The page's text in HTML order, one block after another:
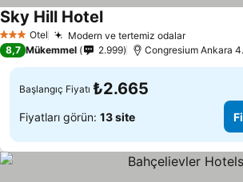
3 YıldızOtel Modern ve tertemiz odalar
Sky Hill Hotel
8,7 Mükemmel 2.999 Congresium Ankara
Başlangıç Fiyatı ₺2.665
Fiyatları görün: 13 site